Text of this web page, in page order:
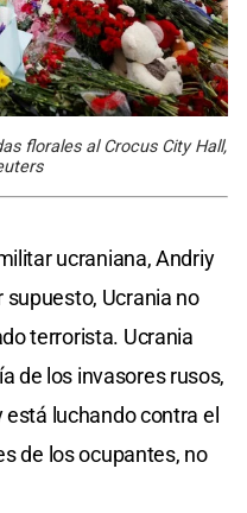
florales al Crocus City Hall,
ucraniana, Andriy
supuesto, Ucrania no
terrorista. Ucrania
de los invasores rusos,
luchando contra el
de los ocupantes, no